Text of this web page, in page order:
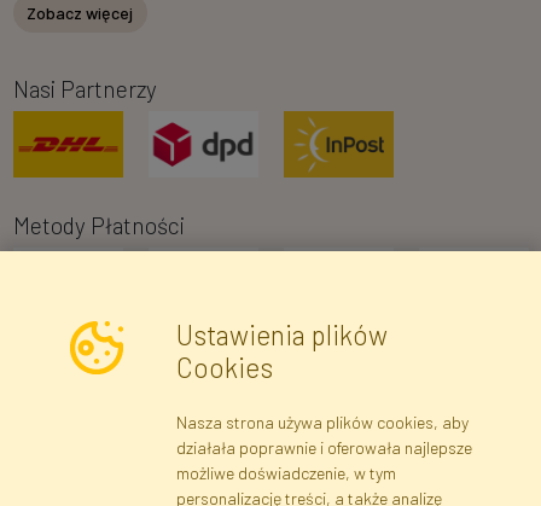
Zobacz więcej
Nasi Partnerzy
Metody Płatności
Zapisz się
Ustawienia plików
Cookies
Nasza strona używa plików cookies, aby
działała poprawnie i oferowała najlepsze
możliwe doświadczenie, w tym
personalizację treści, a także analizę